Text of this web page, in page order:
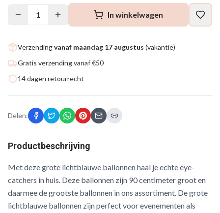
1 In winkelwagen
Verzendingvanaf maandag 17 augustus (vakantie)
Gratis verzending vanaf €50
14 dagen retourrecht
Delen:
Productbeschrijving
Met deze grote lichtblauwe ballonnen haal je echte eye-
catchers in huis. Deze ballonnen zijn 90 centimeter groot en
daarmee de grootste ballonnen in ons assortiment. De grote
lichtblauwe ballonnen zijn perfect voor evenementen als